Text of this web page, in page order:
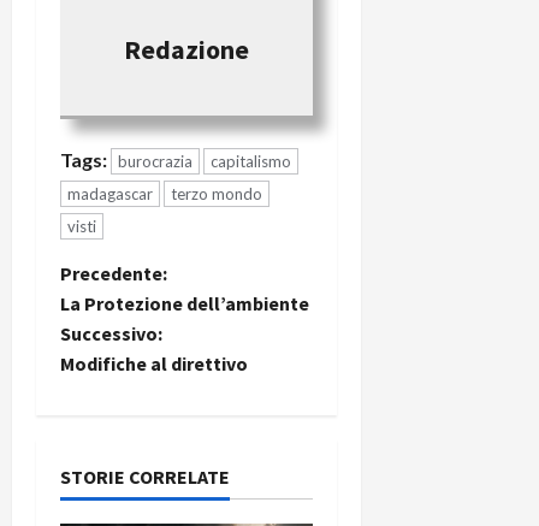
Redazione
Tags: burocrazia
capitalismo
madagascar
terzo mondo
visti
Precedente:
La Protezione dell’ambiente
Successivo:
Modifiche al direttivo
STORIE CORRELATE